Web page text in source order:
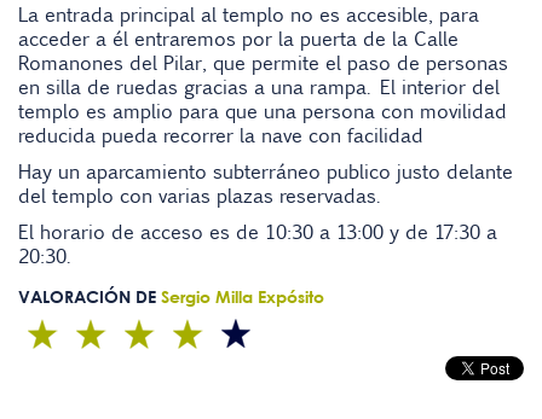
La entrada principal al templo no es accesible, para
acceder a él entraremos por la puerta de la Calle
Romanones del Pilar, que permite el paso de personas
en silla de ruedas gracias a una rampa. El interior del
templo es amplio para que una persona con movilidad
reducida pueda recorrer la nave con facilidad
Hay un aparcamiento subterráneo publico justo delante
del templo con varias plazas reservadas.
El horario de acceso es de 10:30 a 13:00 y de 17:30 a
20:30.
VALORACIÓN DE Sergio Milla Expósito